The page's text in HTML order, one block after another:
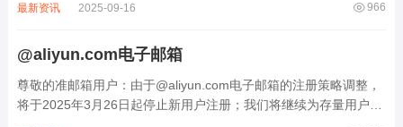
换到电子邮件 App，届时将无法再从应用市场下载花瓣邮箱 App。
966
最新资讯 2025-09-16
@aliyun.com电子邮箱
尊敬的准邮箱用户：由于@aliyun.com电子邮箱的注册策略调整，
将于2025年3月26日起停止新用户注册；我们将继续为存量用户提